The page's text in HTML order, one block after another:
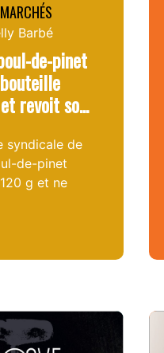
Barbé
de-pinet
revoit so...
syndicale de
de-pinet
g et ne